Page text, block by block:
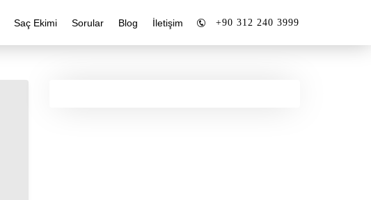
Saç Ekimi Sorular Blog İletişim +90 312 240 3999